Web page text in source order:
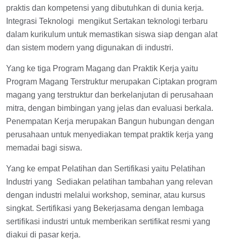
praktis dan kompetensi yang dibutuhkan di dunia kerja.
Integrasi Teknologi mengikut Sertakan teknologi terbaru
dalam kurikulum untuk memastikan siswa siap dengan alat
dan sistem modern yang digunakan di industri.
Yang ke tiga Program Magang dan Praktik Kerja yaitu
Program Magang Terstruktur merupakan Ciptakan program
magang yang terstruktur dan berkelanjutan di perusahaan
mitra, dengan bimbingan yang jelas dan evaluasi berkala.
Penempatan Kerja merupakan Bangun hubungan dengan
perusahaan untuk menyediakan tempat praktik kerja yang
memadai bagi siswa.
Yang ke empat Pelatihan dan Sertifikasi yaitu Pelatihan
Industri yang Sediakan pelatihan tambahan yang relevan
dengan industri melalui workshop, seminar, atau kursus
singkat. Sertifikasi yang Bekerjasama dengan lembaga
sertifikasi industri untuk memberikan sertifikat resmi yang
diakui di pasar kerja.